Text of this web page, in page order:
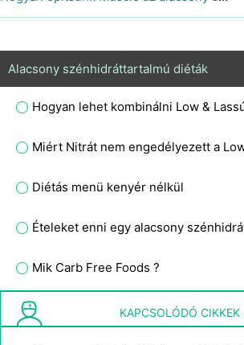
Alacsony szénhidráttartalmú diéták
Hogyan lehet kombinálni Low &
Miért Nitrát nem engedélyezett a
Diétás menü kenyér nélkül
Ételeket enni egy alacsony
Mik Carb Free Foods ?
Az alacsony szénhidráttartalmú
KAPCSOLÓDÓ CIKKEK